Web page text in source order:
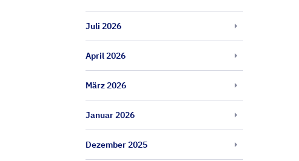
Juli 2026
April 2026
März 2026
Januar 2026
Dezember 2025